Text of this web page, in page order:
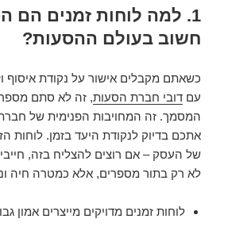
1. למה לוחות זמנים הם
חשוב בעולם ההסעות?
כשאתם מקבלים אישור על נקודת איסוף
עםדובי חברת הסעות, זה לא סתם
המסמך. זה המחויבות הפנימית של
אתכם בדיוק לנקודת היעד בזמן. לוחות
של העסק – אם רוצים להצליח בזה,
לא רק בתור מספרים, אלא כמטרה חיה
לוחות זמנים מדויקים מייצרים אמון